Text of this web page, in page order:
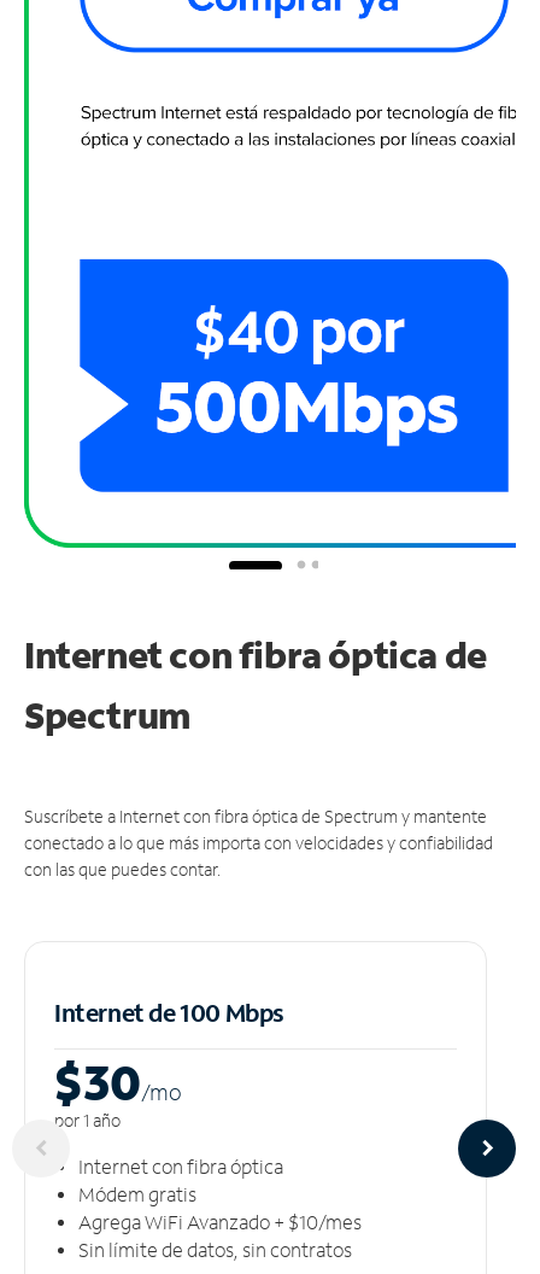
Internet con fibra óptica de
Spectrum
Suscríbete a Internet con fibra óptica de Spectrum y mantente
conectado a lo que más importa con velocidades y confiabilidad
con las que puedes contar.
Internet de 100 Mbps
$30/mo
por 1 año
Internet con fibra óptica
Módem gratis
Agrega WiFi Avanzado + $10/mes
Sin límite de datos, sin contratos